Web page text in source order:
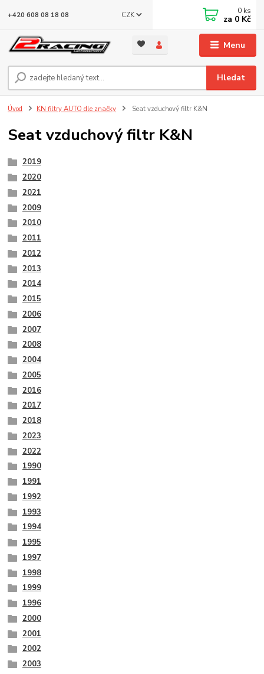
Menu
CZK
Hledat
+420 608 08 18 08 0 ks
za 0 Kč
Úvod KN filtry AUTO dle značky Seat vzduchový filtr K&N
Seat vzduchový filtr K&N
2019
2020
2021
2009
2010
2011
2012
2013
2014
2015
2006
2007
2008
2004
2005
2016
2017
2018
2023
2022
1990
1991
1992
1993
1994
1995
1997
1998
1999
1996
2000
2001
2002
2003